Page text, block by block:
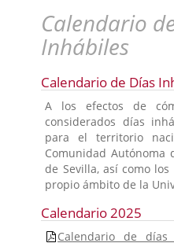
Calendario
Inhábiles
Calendario de Días
A los efectos de
considerados días
para el territorio
Comunidad Autónoma
de Sevilla, así como
propio ámbito de la
Calendario 2025
Calendario de